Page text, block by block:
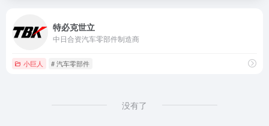
特必克世立
中日合资汽车零部件制造商
小巨人 # 汽车零部件
没有了